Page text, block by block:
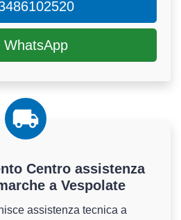
WhatsApp
Centro assistenza
a Vespolate
assistenza tecnica a